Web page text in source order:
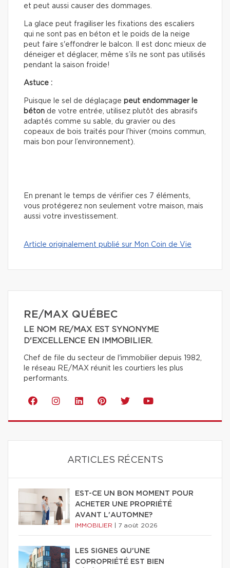
et peut aussi causer des dommages.
La glace peut fragiliser les fixations des escaliers
qui ne sont pas en béton et le poids de la neige
peut faire s'effondrer le balcon. Il est donc mieux de
déneiger et déglacer, même s’ils ne sont pas utilisés
pendant la saison froide!
Astuce :
Puisque le sel de déglaçage peut endommager le
béton de votre entrée, utilisez plutôt des abrasifs
adaptés comme su sable, du gravier ou des
copeaux de bois traités pour l’hiver (moins commun,
mais bon pour l’environnement).
En prenant le temps de vérifier ces 7 éléments,
vous protégerez non seulement votre maison, mais
aussi votre investissement.
Article originalement publié sur Mon Coin de Vie
RE/MAX QUÉBEC
LE NOM RE/MAX EST SYNONYME
D'EXCELLENCE EN IMMOBILIER.
Chef de file du secteur de l'immobilier depuis 1982,
le réseau RE/MAX réunit les courtiers les plus
performants.
ARTICLES RÉCENTS
EST-CE UN BON MOMENT POUR
ACHETER UNE PROPRIÉTÉ
AVANT L'AUTOMNE?
IMMOBILIER 7 août 2026
LES SIGNES QU'UNE
COPROPRIÉTÉ EST BIEN